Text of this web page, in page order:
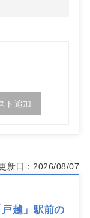
画とスタッフ
ト追加
新日：2026/08/07
越」駅前の